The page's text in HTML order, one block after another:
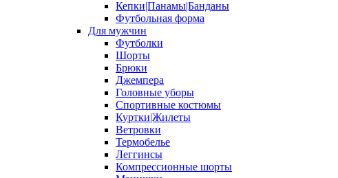
Кепки|Панамы|Банданы
Футбольная форма
Для мужчин
Футболки
Шорты
Брюки
Джемпера
Головные уборы
Спортивные костюмы
Куртки|Жилеты
Ветровки
Термобелье
Леггинсы
Компрессионные шорты